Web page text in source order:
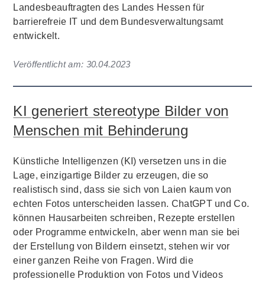
Landesbeauftragten des Landes Hessen für
barrierefreie IT und dem Bundesverwaltungsamt
entwickelt.
Veröffentlicht am: 30.04.2023
KI generiert stereotype Bilder von
Menschen mit Behinderung
Künstliche Intelligenzen (KI) versetzen uns in die
Lage, einzigartige Bilder zu erzeugen, die so
realistisch sind, dass sie sich von Laien kaum von
echten Fotos unterscheiden lassen. ChatGPT und Co.
können Hausarbeiten schreiben, Rezepte erstellen
oder Programme entwickeln, aber wenn man sie bei
der Erstellung von Bildern einsetzt, stehen wir vor
einer ganzen Reihe von Fragen. Wird die
professionelle Produktion von Fotos und Videos